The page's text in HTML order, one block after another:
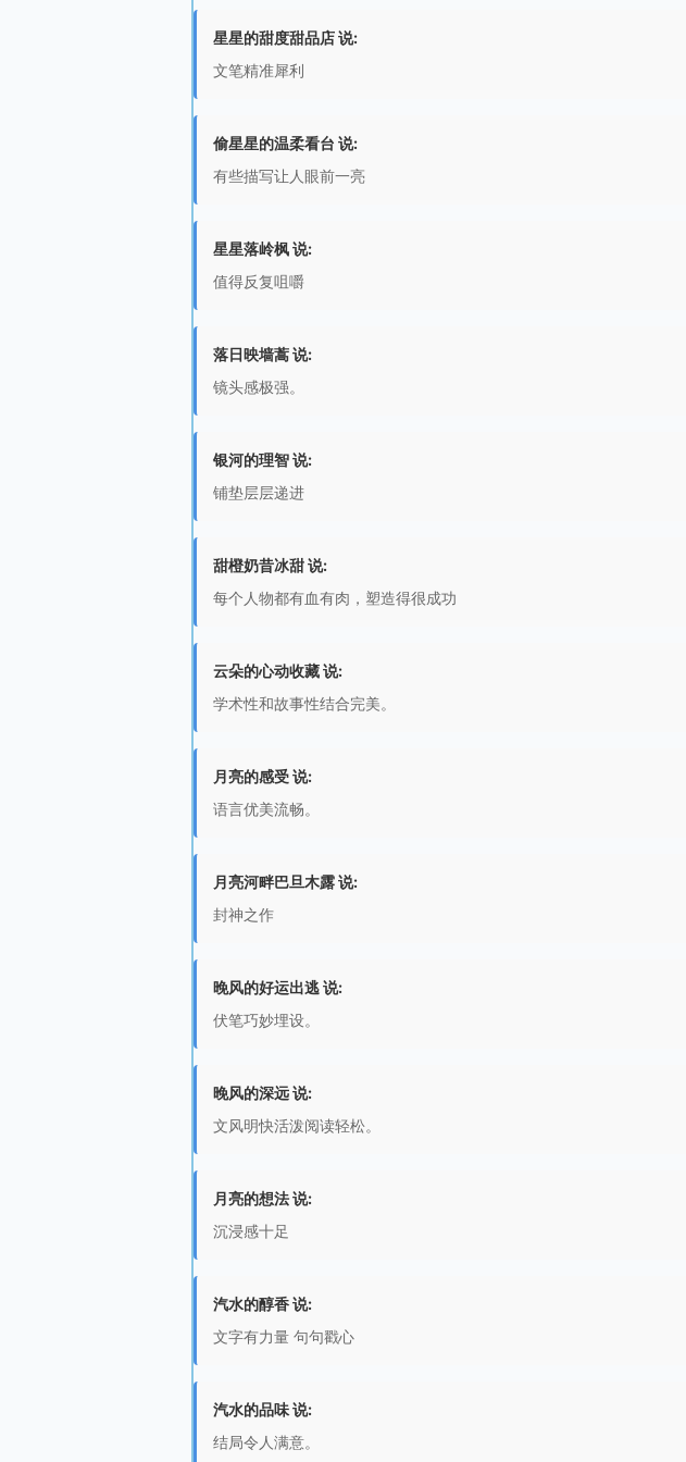
星星的甜度甜品店 说:
文笔精准犀利
偷星星的温柔看台 说:
有些描写让人眼前一亮
星星落岭枫 说:
值得反复咀嚼
落日映墙蒿 说:
镜头感极强。
银河的理智 说:
铺垫层层递进
甜橙奶昔冰甜 说:
每个人物都有血有肉，塑造得很成功
云朵的心动收藏 说:
学术性和故事性结合完美。
月亮的感受 说:
语言优美流畅。
月亮河畔巴旦木露 说:
封神之作
晚风的好运出逃 说:
伏笔巧妙埋设。
晚风的深远 说:
文风明快活泼阅读轻松。
月亮的想法 说:
沉浸感十足
汽水的醇香 说:
文字有力量 句句戳心
汽水的品味 说:
结局令人满意。